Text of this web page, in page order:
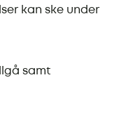
kan ske under
samt